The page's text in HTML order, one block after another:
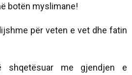
botën myslimane!
për veten e vet dhe fatin
shqetësuar me gjendjen e